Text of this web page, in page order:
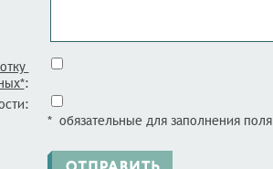
:
* обязательные для заполнения поля